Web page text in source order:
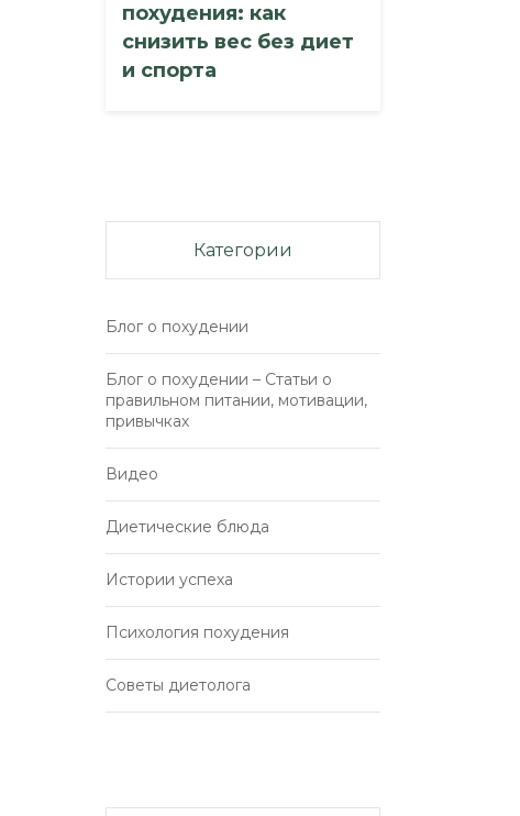
похудения: как
снизить вес без диет
и спорта
Категории
Блог о похудении
Блог о похудении – Статьи о
правильном питании, мотивации,
привычках
Видео
Диетические блюда
Истории успеха
Психология похудения
Советы диетолога